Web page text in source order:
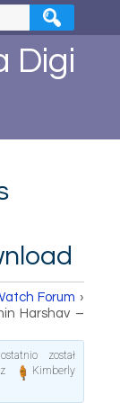
Digi
Forum ›
Harshav –
został
Kimberly